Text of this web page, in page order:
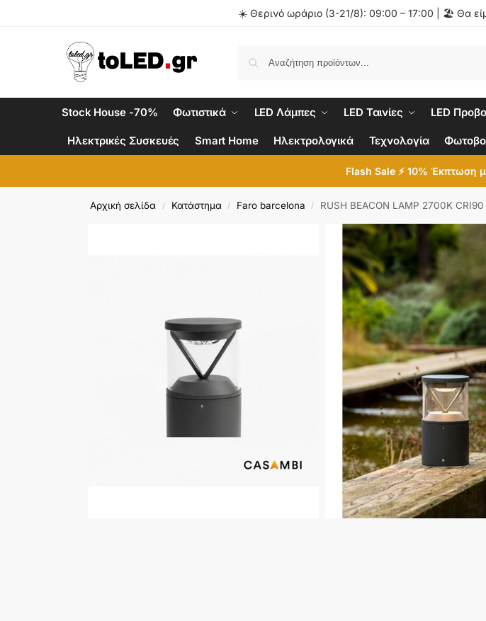
☀️ Θερινό ωράριο (3-21/8): 09:00 – 17:00 | 🏖️ Θα
Stock House -70% Φωτιστικά LED Λάμπες LED Ταινίες LED
Ηλεκτρικές Συσκευές Smart Home Ηλεκτρολογικά Τεχνολογία
Flash Sale ⚡ 10% Έκπτωση
Αρχική σελίδα / Κατάστημα / Faro barcelona / RUSH BEACON LAMP 2700K